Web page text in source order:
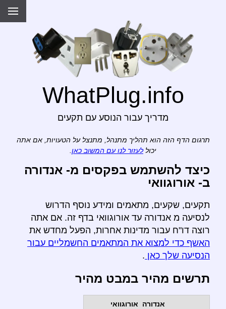
WhatPlug.info
מדריך עבור הנוסע עם תקעים
תרגום הדף הזה הוא תהליך מתנהל, מתנצל על הטעויות, אם אתה
יכוללעזור לנו עם המשוב כאן
כיצד להשתמש בפקסים מ- אנדורה
ב- אורוגוואי
תקעים, שקעים, מתאמים ומידע נוסף הדרוש
לנסיעה מ אנדורה עד אורוגוואי בדף זה. אם אתה
רוצה דו"ח עבור מדינות אחרות, הפעל מחדש את
האשף כדי למצוא את המתאמים החשמליים עבור
הנסיעה שלך כאן .
תרשים מהיר במבט מהיר
אנדורה אורוגוואי